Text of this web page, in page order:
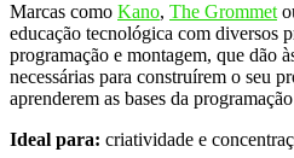
Marcas como Kano, The Grommet
educação tecnológica com diversos
programação e montagem, que dão
necessárias para construírem o seu
aprenderem as bases da
Ideal para: criatividade e